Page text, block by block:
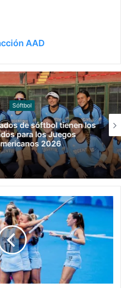
AAD
Sóftbol
de sóftbol tienen los
para los Juegos
2026